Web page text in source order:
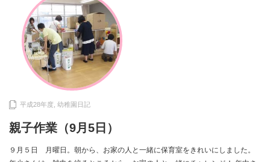
平成28年度 幼稚園日記
親子作業（9月5日）
９月５日 月曜日。朝から、お家の人と一緒に保育室をきれいにしました。